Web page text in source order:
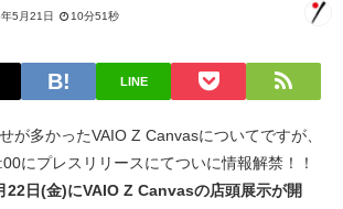
5月21日 10分51秒
LINE
が多かったVAIO Z Canvasについてですが、
にプレスリリースにてついに情報解禁！！
22日(金)にVAIO Z Canvasの店頭展示が開